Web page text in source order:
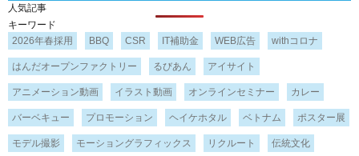
人気記事
キーワード
2026年春採用
BBQ CSR IT補助金 WEB広告 withコロナ
はんだオープンファクトリー るびあん アイサイト
アニメーション動画 イラスト動画 オンラインセミナー カレー
バーベキュー プロモーション ヘイケホタル ベトナム ポスター展
モデル撮影 モーショングラフィックス リクルート 伝統文化